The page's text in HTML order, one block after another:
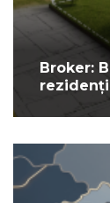
Broker: